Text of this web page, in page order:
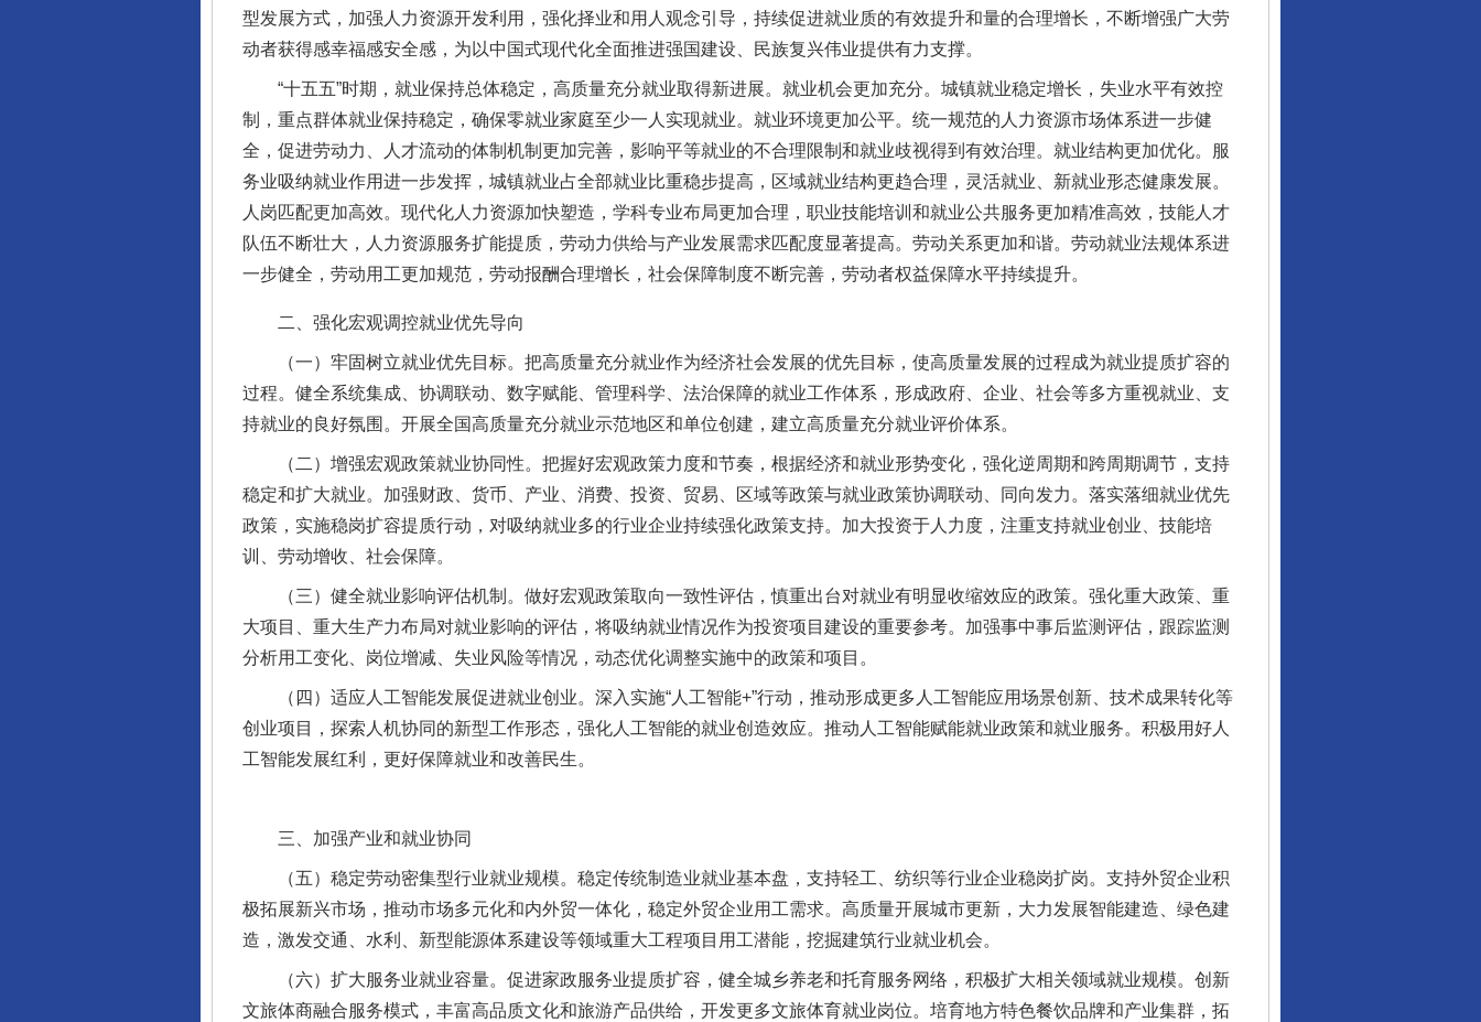
型发展方式，加强人力资源开发利用，强化择业和用人观念引导，持续促进就业质的有效提升和量的合理增长，不断增强广大劳
动者获得感幸福感安全感，为以中国式现代化全面推进强国建设、民族复兴伟业提供有力支撑。
“十五五”时期，就业保持总体稳定，高质量充分就业取得新进展。就业机会更加充分。城镇就业稳定增长，失业水平有效控
制，重点群体就业保持稳定，确保零就业家庭至少一人实现就业。就业环境更加公平。统一规范的人力资源市场体系进一步健
全，促进劳动力、人才流动的体制机制更加完善，影响平等就业的不合理限制和就业歧视得到有效治理。就业结构更加优化。服
务业吸纳就业作用进一步发挥，城镇就业占全部就业比重稳步提高，区域就业结构更趋合理，灵活就业、新就业形态健康发展。
人岗匹配更加高效。现代化人力资源加快塑造，学科专业布局更加合理，职业技能培训和就业公共服务更加精准高效，技能人才
队伍不断壮大，人力资源服务扩能提质，劳动力供给与产业发展需求匹配度显著提高。劳动关系更加和谐。劳动就业法规体系进
一步健全，劳动用工更加规范，劳动报酬合理增长，社会保障制度不断完善，劳动者权益保障水平持续提升。
二、强化宏观调控就业优先导向
（一）牢固树立就业优先目标。把高质量充分就业作为经济社会发展的优先目标，使高质量发展的过程成为就业提质扩容的
过程。健全系统集成、协调联动、数字赋能、管理科学、法治保障的就业工作体系，形成政府、企业、社会等多方重视就业、支
持就业的良好氛围。开展全国高质量充分就业示范地区和单位创建，建立高质量充分就业评价体系。
（二）增强宏观政策就业协同性。把握好宏观政策力度和节奏，根据经济和就业形势变化，强化逆周期和跨周期调节，支持
稳定和扩大就业。加强财政、货币、产业、消费、投资、贸易、区域等政策与就业政策协调联动、同向发力。落实落细就业优先
政策，实施稳岗扩容提质行动，对吸纳就业多的行业企业持续强化政策支持。加大投资于人力度，注重支持就业创业、技能培
训、劳动增收、社会保障。
（三）健全就业影响评估机制。做好宏观政策取向一致性评估，慎重出台对就业有明显收缩效应的政策。强化重大政策、重
大项目、重大生产力布局对就业影响的评估，将吸纳就业情况作为投资项目建设的重要参考。加强事中事后监测评估，跟踪监测
分析用工变化、岗位增减、失业风险等情况，动态优化调整实施中的政策和项目。
（四）适应人工智能发展促进就业创业。深入实施“人工智能+”行动，推动形成更多人工智能应用场景创新、技术成果转化等
创业项目，探索人机协同的新型工作形态，强化人工智能的就业创造效应。推动人工智能赋能就业政策和就业服务。积极用好人
工智能发展红利，更好保障就业和改善民生。
三、加强产业和就业协同
（五）稳定劳动密集型行业就业规模。稳定传统制造业就业基本盘，支持轻工、纺织等行业企业稳岗扩岗。支持外贸企业积
极拓展新兴市场，推动市场多元化和内外贸一体化，稳定外贸企业用工需求。高质量开展城市更新，大力发展智能建造、绿色建
造，激发交通、水利、新型能源体系建设等领域重大工程项目用工潜能，挖掘建筑行业就业机会。
（六）扩大服务业就业容量。促进家政服务业提质扩容，健全城乡养老和托育服务网络，积极扩大相关领域就业规模。创新
文旅体商融合服务模式，丰富高品质文化和旅游产品供给，开发更多文旅体育就业岗位。培育地方特色餐饮品牌和产业集群，拓